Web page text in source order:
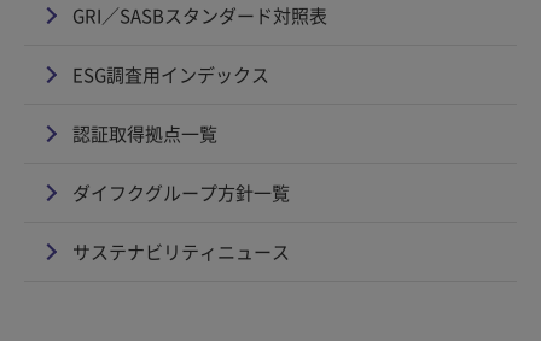
GRI／SASBスタンダード対照表
ESG調査用インデックス
認証取得拠点一覧
ダイフクグループ方針一覧
サステナビリティニュース